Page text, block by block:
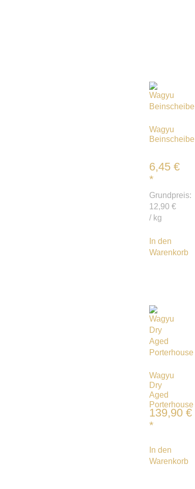
Wagyu
Beinscheibe
6,45 €
*
Grundpreis:
12,90 €
/ kg
In den
Warenkorb
Wagyu
Dry
Aged
Porterhouse
139,90 €
*
In den
Warenkorb